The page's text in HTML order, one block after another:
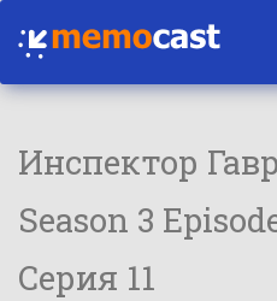
Инспектор
Season 3
Серия 11